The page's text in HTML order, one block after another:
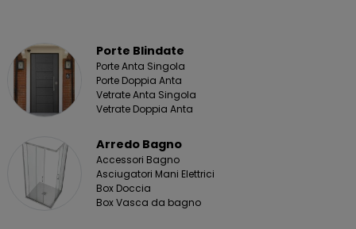
Porte Blindate
Porte Anta Singola
Porte Doppia Anta
Vetrate Anta Singola
Vetrate Doppia Anta
Arredo Bagno
Accessori Bagno
Asciugatori Mani Elettrici
Box Doccia
Box Vasca da bagno